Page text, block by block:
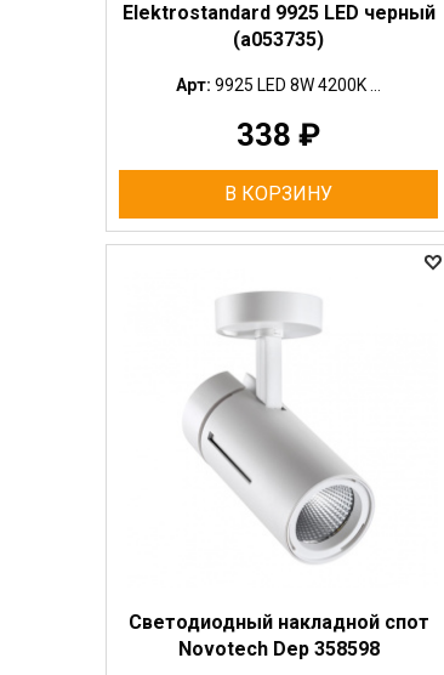
Elektrostandard 9925 LED черный
(a053735)
Арт: 9925 LED 8W 4200K ...
338 ₽
В КОРЗИНУ
Светодиодный накладной спот
Novotech Dep 358598